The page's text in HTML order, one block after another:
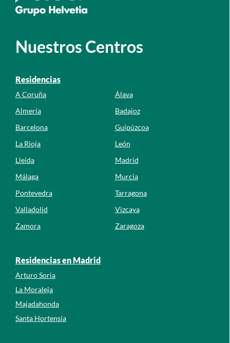
Nuestros Centros
Residencias
A Coruña
Álava
Almería
Badajoz
Barcelona
Guipúzcoa
La Rioja
León
Lleida
Madrid
Málaga
Murcia
Pontevedra
Tarragona
Valladolid
Vizcaya
Zamora
Zaragoza
Residencias en Madrid
Arturo Soria
La Moraleja
Majadahonda
Santa Hortensia